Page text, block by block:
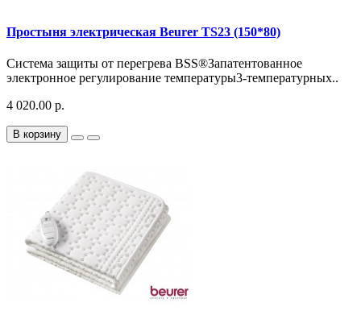
Простыня электрическая Beurer TS23 (150*80)
Система защиты от перегрева BSS®Запатентованное
электронное регулирование температуры3-температурных..
4 020.00 р.
В корзину